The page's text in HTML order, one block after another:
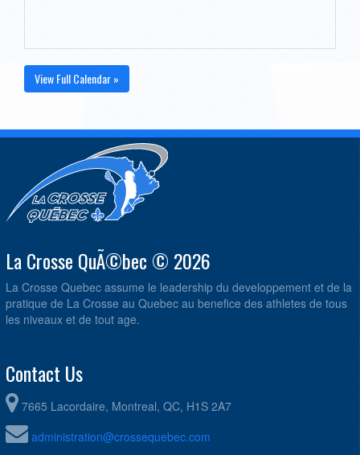
View Full Calendar »
La Crosse QuÃ©bec © 2026
La Crosse Quebec assume le leadership du developpement et de la
pratique de La Crosse au Quebec au benefice des athletes de tous
les niveaux et de tout age.
Contact Us
7665 Lacordaire, Montreal, QC, H1S 2A7
administration@crossequebec.com